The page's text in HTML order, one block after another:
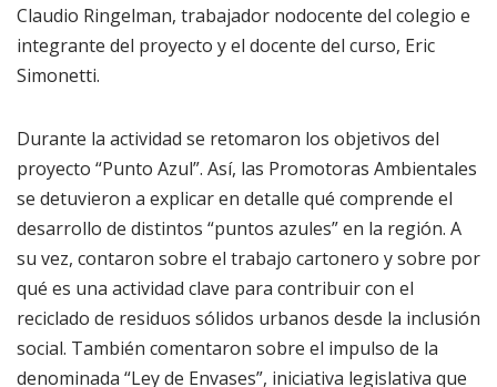
Claudio Ringelman, trabajador nodocente del colegio e
integrante del proyecto y el docente del curso, Eric
Simonetti.
Durante la actividad se retomaron los objetivos del
proyecto “Punto Azul”. Así, las Promotoras Ambientales
se detuvieron a explicar en detalle qué comprende el
desarrollo de distintos “puntos azules” en la región. A
su vez, contaron sobre el trabajo cartonero y sobre por
qué es una actividad clave para contribuir con el
reciclado de residuos sólidos urbanos desde la inclusión
social. También comentaron sobre el impulso de la
denominada “Ley de Envases”, iniciativa legislativa que